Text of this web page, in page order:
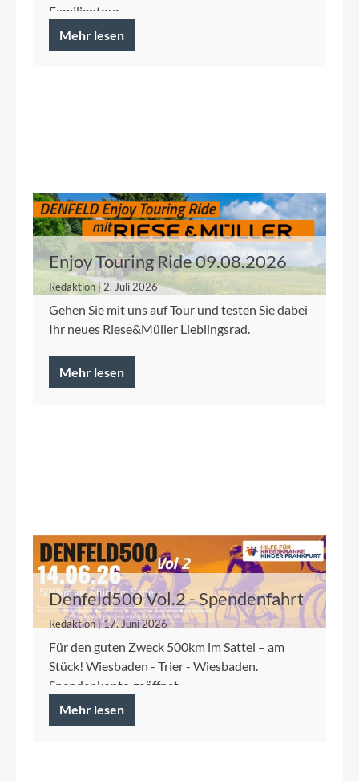
Familientour.
Mehr lesen
Enjoy Touring Ride 09.08.2026
Redaktion | 2. Juli 2026
Gehen Sie mit uns auf Tour und testen Sie dabei
Ihr neues Riese&Müller Lieblingsrad.
Mehr lesen
Denfeld500 Vol.2 - Spendenfahrt
2026 für die Kinderkrebshilfe
Redaktion | 17. Juni 2026
Für den guten Zweck 500km im Sattel – am
Stück! Wiesbaden - Trier - Wiesbaden.
Spendenkonto geöffnet.
Mehr lesen